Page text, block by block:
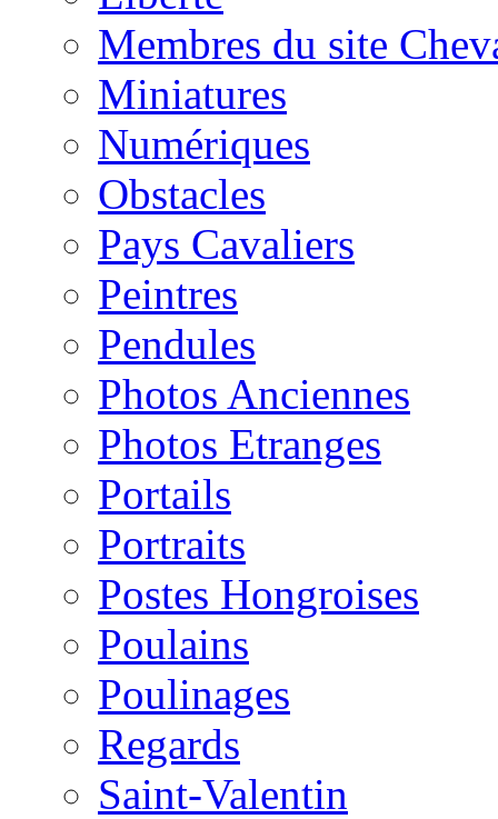
Membres du site
Miniatures
Numériques
Obstacles
Pays Cavaliers
Peintres
Pendules
Photos Anciennes
Photos Etranges
Portails
Portraits
Postes Hongroises
Poulains
Poulinages
Regards
Saint-Valentin